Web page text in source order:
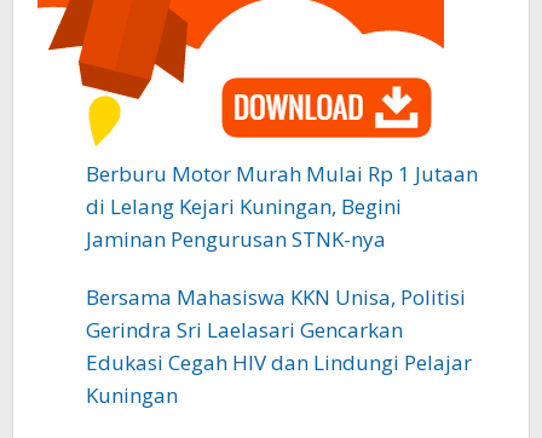
Berburu Motor Murah Mulai Rp 1 Jutaan
di Lelang Kejari Kuningan, Begini
Jaminan Pengurusan STNK-nya
Bersama Mahasiswa KKN Unisa, Politisi
Gerindra Sri Laelasari Gencarkan
Edukasi Cegah HIV dan Lindungi Pelajar
Kuningan